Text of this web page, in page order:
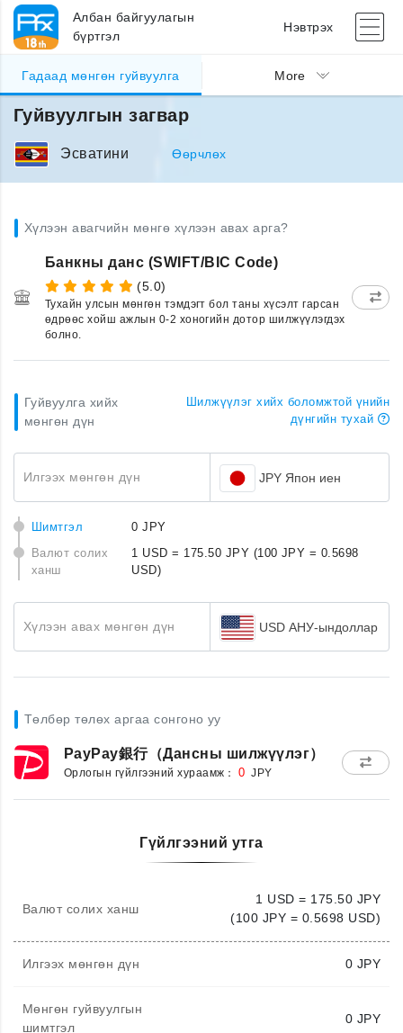
Албан байгуулагын
бүртгэл
Нэвтрэх
Гадаад мөнгөн гуйвуулга More
Гуйвуулгын загвар
Эсватини Өөрчлөх
Хүлээн авагчийн мөнгө хүлээн авах арга?
Банкны данс (SWIFT/BIC Code)
(5.0)
Тухайн улсын мөнгөн тэмдэгт бол таны хүсэлт гарсан
өдрөөс хойш ажлын 0-2 хоногийн дотор шилжүүлэгдэх
болно.
Гуйвуулга хийх
мөнгөн дүн
Шилжүүлэг хийх боломжтой үнийн
дүнгийн тухай
Илгээх мөнгөн дүн JPY Япон иен
Шимтгэл
0 JPY
Валют солих
ханш
1 USD = 175.50 JPY (100 JPY = 0.5698
USD)
Хүлээн авах мөнгөн дүн USD АНУ-ындоллар
Төлбөр төлөх аргаа сонгоно уу
PayPay銀行（Дансны шилжүүлэг）
Орлогын гүйлгээний хураамж： 0 JPY
Гүйлгээний утга
Валют солих ханш
1 USD = 175.50 JPY
(100 JPY = 0.5698 USD)
Илгээх мөнгөн дүн 0 JPY
Мөнгөн гуйвуулгын
шимтгэл
0 JPY